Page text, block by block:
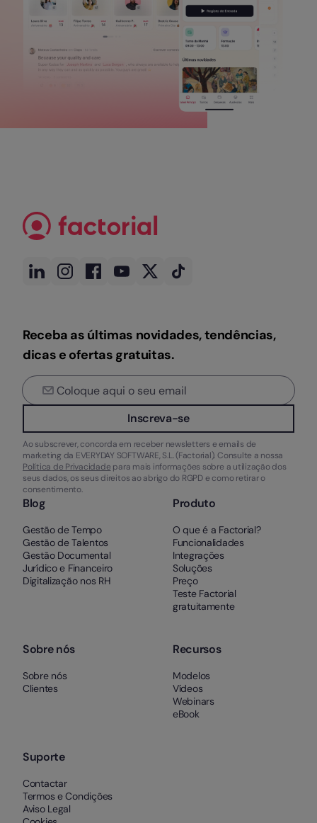
Receba as últimas novidades, tendências,
dicas e ofertas gratuitas.
Inscreva-se
Ao subscrever, concorda em receber newsletters e emails de
marketing da EVERYDAY SOFTWARE, S.L. (Factorial). Consulte a nossa
Política de Privacidade para mais informações sobre a utilização dos
seus dados, os seus direitos ao abrigo do RGPD e como retirar o
consentimento.
Blog
Gestão de Tempo
Gestão de Talentos
Gestão Documental
Jurídico e Financeiro
Digitalização nos RH
Produto
O que é a Factorial?
Funcionalidades
Integrações
Soluções
Preço
Teste Factorial
gratuitamente
Sobre nós
Sobre nós
Clientes
Recursos
Modelos
Vídeos
Webinars
eBook
Suporte
Contactar
Termos e Condições
Aviso Legal